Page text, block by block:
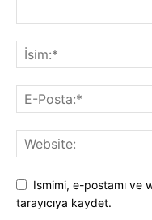
Ismimi, e-postamı ve
tarayıcıya kaydet.